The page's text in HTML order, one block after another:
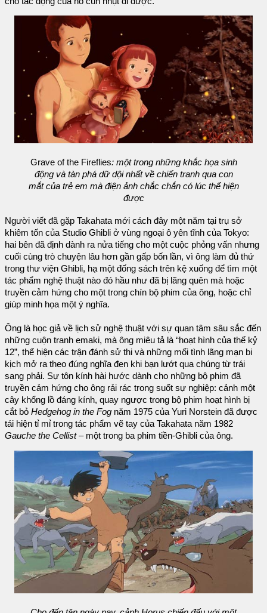
Grave of the Fireflies: một trong những khắc họa sinh
động và tàn phá dữ dội nhất về chiến tranh qua con
mắt của trẻ em mà điện ảnh chắc chắn có lúc thể hiện
được
Người viết đã gặp Takahata mới cách đây một năm tại trụ sở
khiêm tốn của Studio Ghibli ở vùng ngoại ô yên tĩnh của Tokyo:
hai bên đã định dành ra nửa tiếng cho một cuộc phỏng vấn nhưng
cuối cùng trò chuyện lâu hơn gần gấp bốn lần, vì ông làm đủ thứ
trong thư viện Ghibli, hạ một đống sách trên kệ xuống để tìm một
tác phẩm nghệ thuật nào đó hầu như đã bị lãng quên mà hoặc
truyền cảm hứng cho một trong chín bộ phim của ông, hoặc chỉ
giúp minh họa một ý nghĩa.
Ông là học giả về lịch sử nghệ thuật với sự quan tâm sâu sắc đến
những cuộn tranh emaki, mà ông miêu tả là “hoạt hình của thế kỷ
12”, thể hiện các trận đánh sử thi và những mối tình lãng mạn bi
kịch mở ra theo đúng nghĩa đen khi bạn lướt qua chúng từ trái
sang phải. Sự tôn kính hài hước dành cho những bộ phim đã
truyền cảm hứng cho ông rải rác trong suốt sự nghiệp: cảnh một
cây khổng lồ đáng kính, quay ngược trong bộ phim hoạt hình bị
cắt bỏ Hedgehog in the Fog năm 1975 của Yuri Norstein đã được
tái hiện tỉ mỉ trong tác phẩm vẽ tay của Takahata năm 1982
Gauche the Cellist– một trong ba phim tiền-Ghibli của ông.